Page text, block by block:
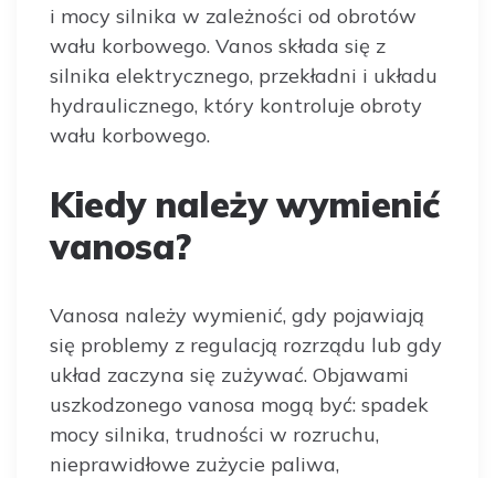
i mocy silnika w zależności od obrotów
wału korbowego. Vanos składa się z
silnika elektrycznego, przekładni i układu
hydraulicznego, który kontroluje obroty
wału korbowego.
Kiedy należy wymienić
vanosa?
Vanosa należy wymienić, gdy pojawiają
się problemy z regulacją rozrządu lub gdy
układ zaczyna się zużywać. Objawami
uszkodzonego vanosa mogą być: spadek
mocy silnika, trudności w rozruchu,
nieprawidłowe zużycie paliwa,